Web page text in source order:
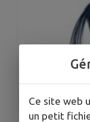
Ce site web
un petit